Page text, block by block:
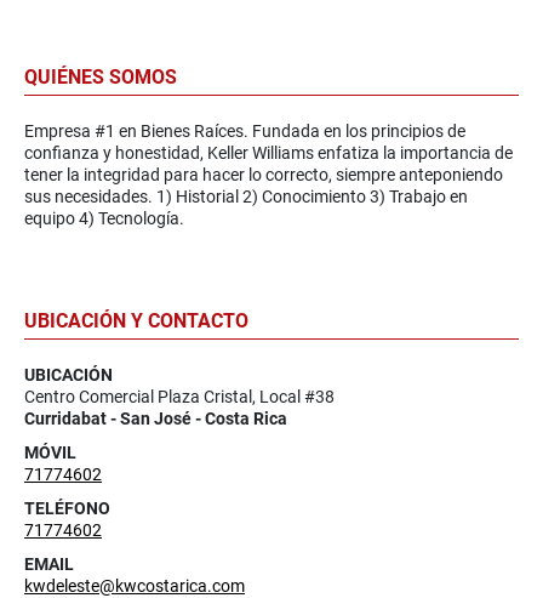
QUIÉNES SOMOS
Empresa #1 en Bienes Raíces. Fundada en los principios de
confianza y honestidad, Keller Williams enfatiza la importancia de
tener la integridad para hacer lo correcto, siempre anteponiendo
sus necesidades. 1) Historial 2) Conocimiento 3) Trabajo en
equipo 4) Tecnología.
UBICACIÓN Y CONTACTO
UBICACIÓN
Centro Comercial Plaza Cristal, Local #38
Curridabat - San José - Costa Rica
MÓVIL
71774602
TELÉFONO
71774602
EMAIL
kwdeleste@kwcostarica.com